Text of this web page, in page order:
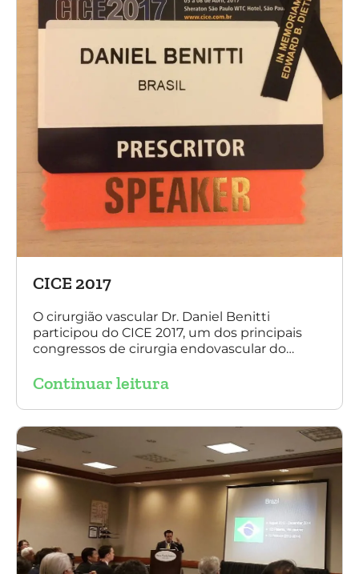
CICE 2017
O cirurgião vascular Dr. Daniel Benitti
participou do CICE 2017, um dos principais
congressos de cirurgia endovascular do
sobre a experiência brasileira no tratamento
multilayer. Mais de 200 pacientes operados
sem nenhum caso de paraplegia!
Continuar leitura